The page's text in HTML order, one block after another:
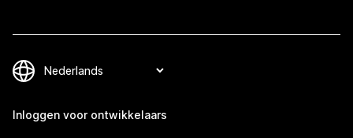
Inloggen voor ontwikkelaars